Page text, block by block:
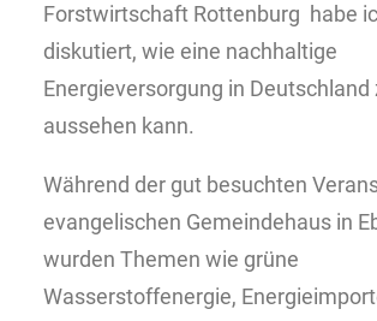
Forstwirtschaft Rottenburg habe
diskutiert, wie eine nachhaltige
Energieversorgung in
aussehen kann.
Während der gut besuchten
evangelischen Gemeindehaus in
wurden Themen wie grüne
Wasserstoffenergie,